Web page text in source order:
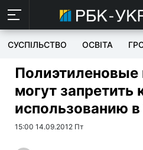
СУСПІЛЬСТВО ОСВІТА
Полиэтиленовые
могут запретить
использованию
15:00 14.09.2012 Пт